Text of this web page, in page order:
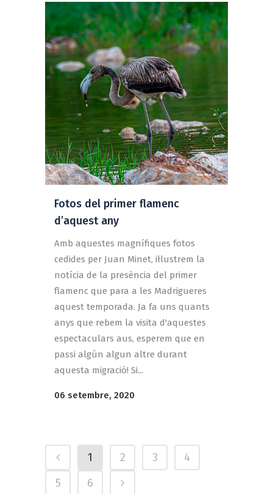
Fotos del primer flamenc
d’aquest any
Amb aquestes magnífiques fotos
cedides per Juan Minet, il·lustrem la
notícia de la presència del primer
flamenc que para a les Madrigueres
aquest temporada. Ja fa uns quants
anys que rebem la visita d'aquestes
espectaculars aus, esperem que en
passi algún algun altre durant
aquesta migració! Si...
06 setembre, 2020
1 2 3
4
5
6